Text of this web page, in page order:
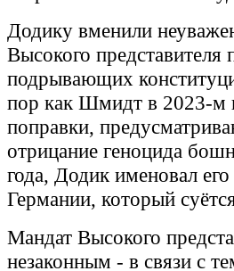
Додику вменили
Высокого
подрывающих
пор как Шмидт в 2023-м
поправки,
отрицание геноцида
года, Додик именовал
Германии, который
Мандат Высокого
незаконным - в связи с